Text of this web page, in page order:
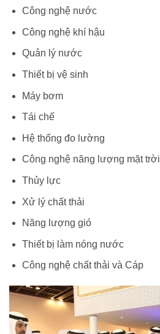
Công nghệ nước
Công nghệ khí hậu
Quản lý nước
Thiết bị vệ sinh
Máy bơm
Tái chế
Hệ thống đo lường
Công nghệ năng lượng mặt trời
Thủy lực
Xử lý chất thải
Năng lượng gió
Thiết bị làm nóng nước
Công nghệ chất thải và Cáp